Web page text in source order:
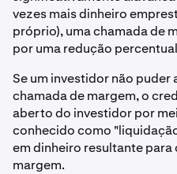
vezes mais dinheiro
próprio), uma chamada de
por uma redução
Se um investidor não
chamada de margem, o
aberto do investidor por
conhecido como
em dinheiro resultante
margem.